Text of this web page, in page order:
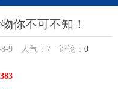
你不可不知！
9 人气： 7评论： 0